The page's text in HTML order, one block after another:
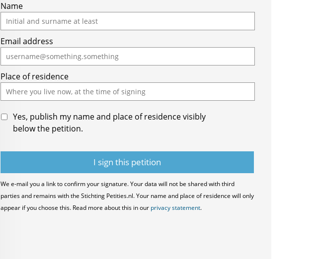
If
you
are
a
human,
ignore
this
field
Name
Email address
Place of residence
Yes, publish my name and place of residence visibly
below the petition.
We e-mail you a link to confirm your signature. Your data will not be shared with third
parties and remains with the Stichting Petities.nl. Your name and place of residence will only
appear if you choose this. Read more about this in our privacy statement.